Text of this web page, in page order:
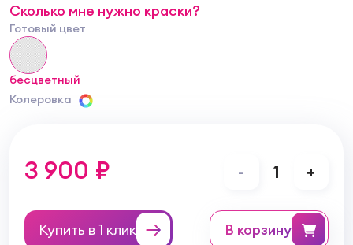
Сколько мне нужно краски?
Готовый цвет
бесцветный
Колеровка
3 900 ₽ - 1 +
Купить в 1 клик в корзину